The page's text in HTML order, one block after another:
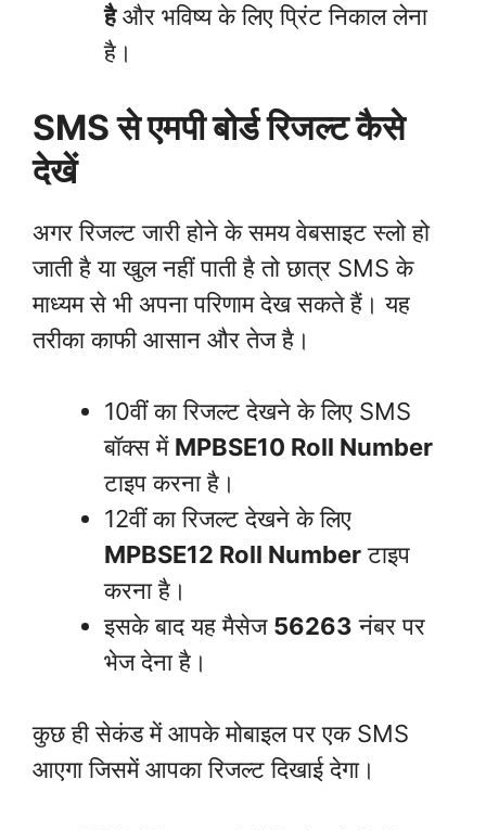
हैऔर भविष्य के लिए प्रिंट निकाल लेना
है।
SMS से एमपी बोर्ड रिजल्ट कैसे
देखें
अगर रिजल्ट जारी होने के समय वेबसाइट स्लो हो
जाती है या खुल नहीं पाती है तो छात्र SMS के
माध्यम से भी अपना परिणाम देख सकते हैं। यह
तरीका काफी आसान और तेज है।
10वीं का रिजल्ट देखने के लिए SMS
बॉक्स में MPBSE10 Roll Number
टाइप करना है।
12वीं का रिजल्ट देखने के लिए
MPBSE12 Roll Numberटाइप
करना है।
इसके बाद यह मैसेज 56263 नंबर पर
भेज देना है।
कुछ ही सेकंड में आपके मोबाइल पर एक SMS
आएगा जिसमें आपका रिजल्ट दिखाई देगा।